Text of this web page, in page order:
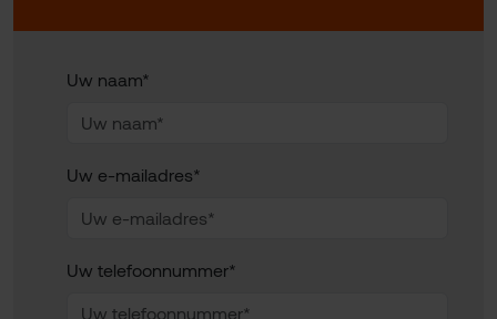
Uw naam*
Uw e-mailadres*
Uw telefoonnummer*